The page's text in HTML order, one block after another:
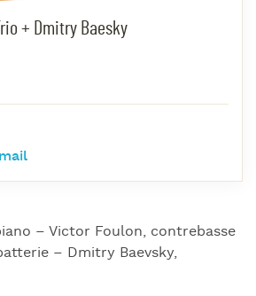
– Victor Foulon, contrebasse
– Dmitry Baevsky,
+ Dmitry Baesky